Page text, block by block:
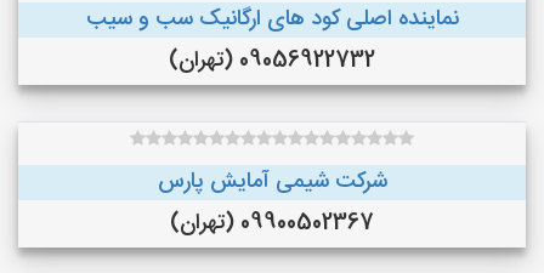
نماینده اصلی کود های ارگانیک سب و سیب
09056922732 (تهران)
شرکت شیمی آمایش پارس
09900502367 (تهران)